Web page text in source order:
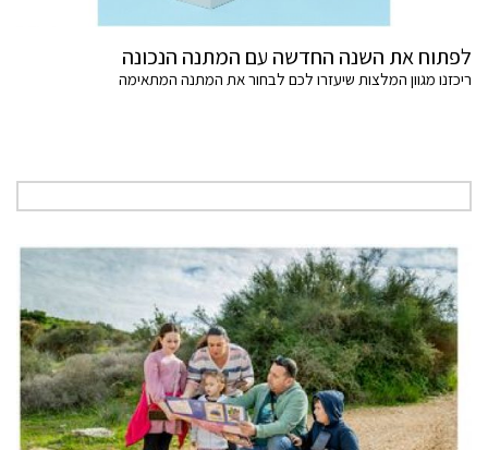
לפתוח את השנה החדשה עם המתנה הנכונה
ריכזנו מגוון המלצות שיעזרו לכם לבחור את המתנה המתאימה